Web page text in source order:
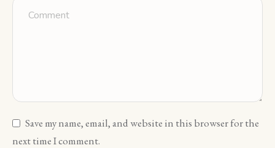
Save my name, email, and website in this browser for the
next time I comment.